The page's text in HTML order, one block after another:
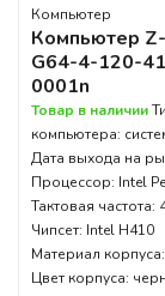
Компьютер
Компьютер
G64-4-120-
0001n
Товар в наличии
компьютера:
Дата выхода на
Процессор: Intel
Тактовая частота:
Чипсет: Intel H410
Материал
Цвет корпуса: